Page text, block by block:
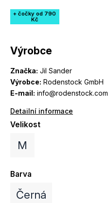
Výrobce
Značka: Jil Sander
Výrobce: Rodenstock GmbH
E-mail: info@rodenstock.com
Detailní informace
+ čočky od 790
Kč
Velikost
M
Barva
Černá